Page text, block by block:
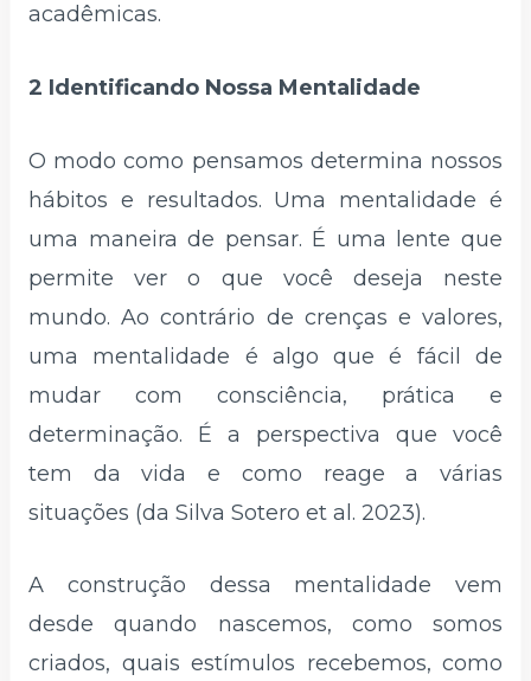
acadêmicas.
2 Identificando Nossa Mentalidade
O modo como pensamos determina nossos
hábitos e resultados. Uma mentalidade é
uma maneira de pensar. É uma lente que
permite ver o que você deseja neste
mundo. Ao contrário de crenças e valores,
uma mentalidade é algo que é fácil de
mudar com consciência, prática e
determinação. É a perspectiva que você
tem da vida e como reage a várias
situações (da Silva Sotero et al. 2023).
A construção dessa mentalidade vem
desde quando nascemos, como somos
criados, quais estímulos recebemos, como